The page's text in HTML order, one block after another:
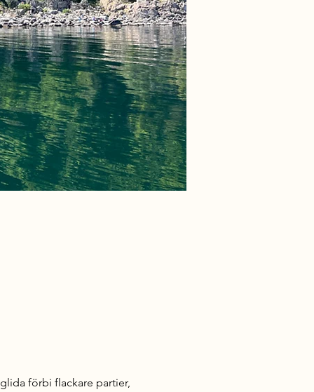
förbi flackare partier,